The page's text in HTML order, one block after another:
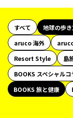
すべて 地球の歩
aruco 海外
Resort Style
島
BOOKS スペシャルコ
BOOKS 旅と健康